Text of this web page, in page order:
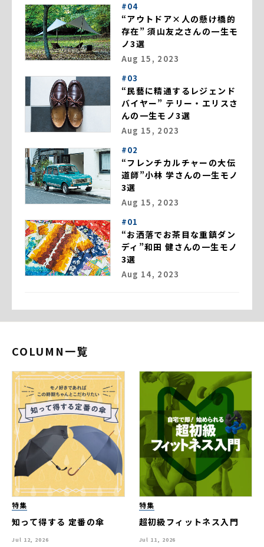
#04
“アウトドア×人の懸け橋的
存在” 須山友之さんの一生モ
ノ3選
Aug 15, 2023
#03
“民藝に精通するレジェンド
バイヤー” テリー・エリスさ
んの一生モノ3選
Aug 15, 2023
#02
“フレンチカルチャーの大伝
道師”小林 学さんの一生モノ
3選
Aug 15, 2023
#01
“お洒落でお茶目な重鎮ダン
ディ”和田 健さんの一生モノ
3選
Aug 14, 2023
COLUMN一覧
特集
知って得する 定番の傘
Jul 12, 2026
特集
超初級フィットネス入門
Jul 11, 2026